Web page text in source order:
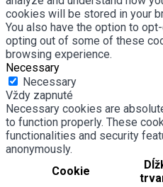
cookies will be stored in your
You also have the option to
opting out of some of these
browsing experience.
Necessary
Necessary
Vždy zapnuté
Necessary cookies are
to function properly. These
functionalities and security
anonymously.
Cookie